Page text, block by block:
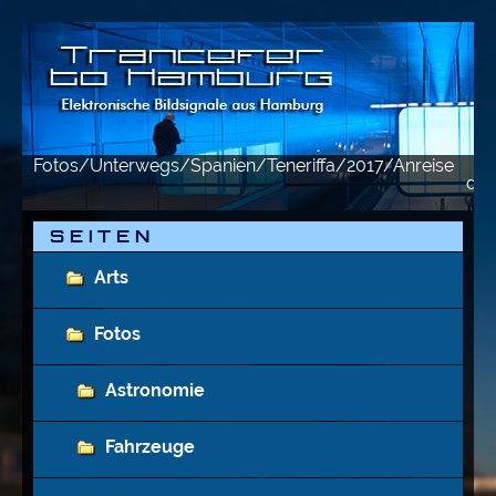
Fotos/Unterwegs/Spanien/Teneriffa/2017/Anreise
de
S E I T E N
Arts
Fotos
Astronomie
Fahrzeuge